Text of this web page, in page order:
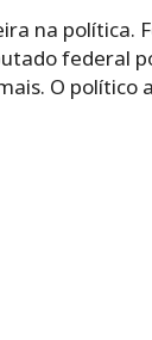
na política.
federal
O